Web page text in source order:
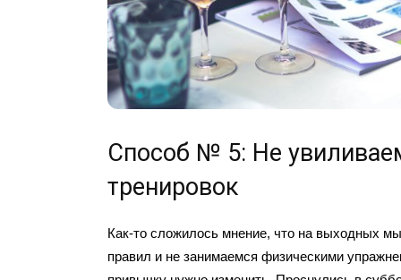
Способ № 5: Не
тренировок
Как-то сложилось мнение, что на выходных
правил и не занимаемся физическими